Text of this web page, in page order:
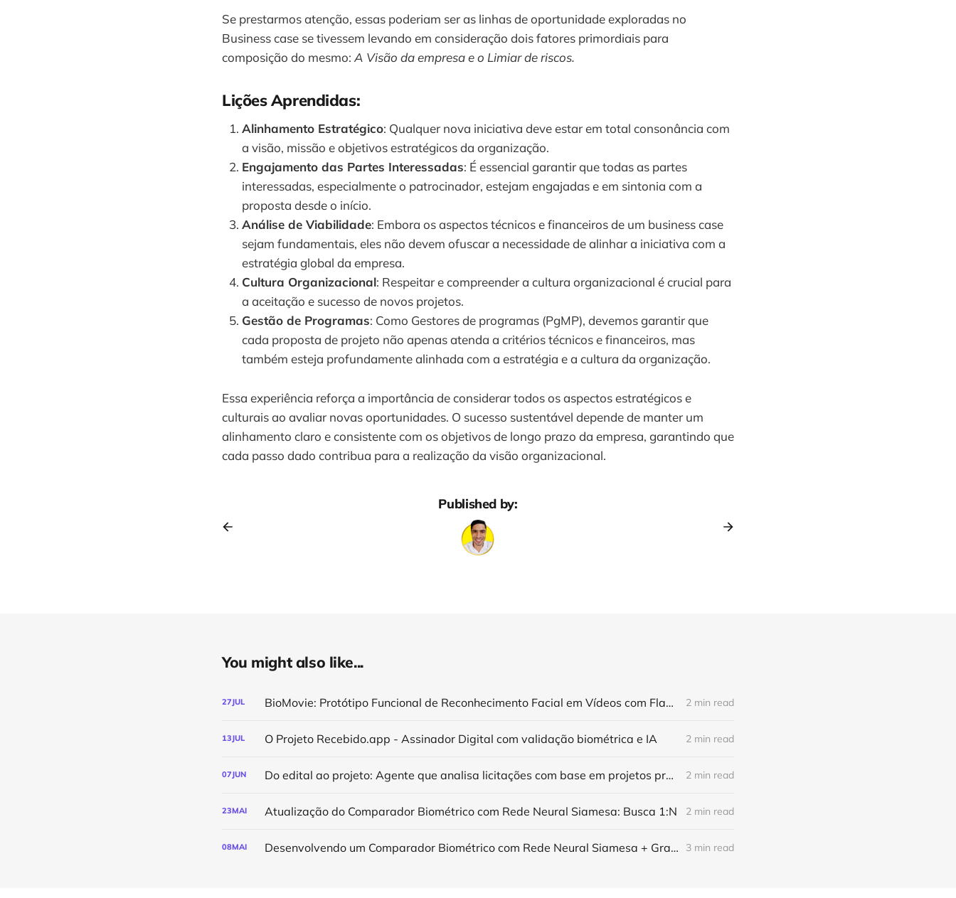
Se prestarmos atenção, essas poderiam ser as linhas de oportunidade exploradas no
Business case se tivessem levando em consideração dois fatores primordiais para
composição do mesmo: A Visão da empresa e o Limiar de riscos.
Lições Aprendidas:
Alinhamento Estratégico: Qualquer nova iniciativa deve estar em total consonância com
a visão, missão e objetivos estratégicos da organização.
Engajamento das Partes Interessadas: É essencial garantir que todas as partes
interessadas, especialmente o patrocinador, estejam engajadas e em sintonia com a
proposta desde o início.
Análise de Viabilidade: Embora os aspectos técnicos e financeiros de um business case
sejam fundamentais, eles não devem ofuscar a necessidade de alinhar a iniciativa com a
estratégia global da empresa.
Cultura Organizacional: Respeitar e compreender a cultura organizacional é crucial para
a aceitação e sucesso de novos projetos.
Gestão de Programas: Como Gestores de programas (PgMP), devemos garantir que
cada proposta de projeto não apenas atenda a critérios técnicos e financeiros, mas
também esteja profundamente alinhada com a estratégia e a cultura da organização.
Essa experiência reforça a importância de considerar todos os aspectos estratégicos e
culturais ao avaliar novas oportunidades. O sucesso sustentável depende de manter um
alinhamento claro e consistente com os objetivos de longo prazo da empresa, garantindo que
cada passo dado contribua para a realização da visão organizacional.
Published by:
You might also like...
27JUL BioMovie: Protótipo Funcional de Reconhecimento Facial em Vídeos com Flask e DeepFace 2 min read
13JUL O Projeto Recebido.app - Assinador Digital com validação biométrica e IA 2 min read
07JUN Do edital ao projeto: Agente que analisa licitações com base em projetos previamente executados 2 min read
23MAI Atualização do Comparador Biométrico com Rede Neural Siamesa: Busca 1:N 2 min read
08MAI Desenvolvendo um Comparador Biométrico com Rede Neural Siamesa + Grad-CAM 3 min read